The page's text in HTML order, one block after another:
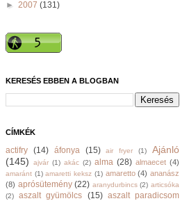
► 2007 (131)
KERESÉS EBBEN A BLOGBAN
CÍMKÉK
actifry (14) áfonya (15) air fryer (1)
Ajánló
(145)
ajvár (1) akác (2) alma (28) almaecet (4)
amaránt (1) amaretti keksz (1) amaretto (4) ananász
(8) aprósütemény (22) aranydurbincs (2) articsóka
(2)
aszalt gyümölcs (15) aszalt paradicsom